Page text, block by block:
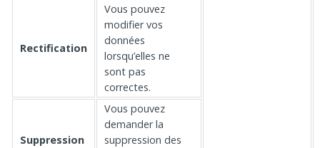
Rectification
Vous pouvez
modifier vos
données
lorsqu’elles ne
sont pas
correctes.
Suppression
Vous pouvez
demander la
suppression des